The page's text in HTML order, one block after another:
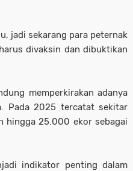
jadi sekarang para peternak
divaksin dan dibuktikan
memperkirakan adanya
Pada 2025 tercatat sekitar
hingga 25.000 ekor sebagai
indikator penting dalam